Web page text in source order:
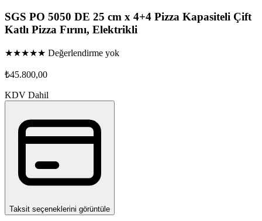
SGS PO 5050 DE 25 cm x 4+4 Pizza Kapasiteli Çift
Katlı Pizza Fırını, Elektrikli
★★★★★ Değerlendirme yok
₺45.800,00
KDV Dahil
Taksit seçeneklerini görüntüle